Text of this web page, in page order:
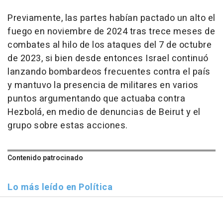
Previamente, las partes habían pactado un alto el
fuego en noviembre de 2024 tras trece meses de
combates al hilo de los ataques del 7 de octubre
de 2023, si bien desde entonces Israel continuó
lanzando bombardeos frecuentes contra el país
y mantuvo la presencia de militares en varios
puntos argumentando que actuaba contra
Hezbolá, en medio de denuncias de Beirut y el
grupo sobre estas acciones.
Contenido patrocinado
Lo más leído en Política